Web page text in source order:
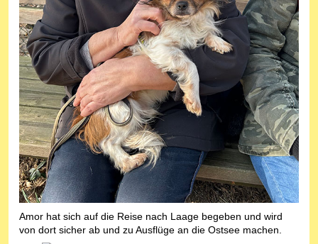
Amor hat sich auf die Reise nach Laage begeben und wird
von dort sicher ab und zu Ausflüge an die Ostsee machen.